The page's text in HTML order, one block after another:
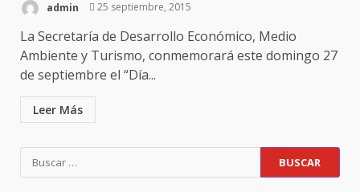
admin 25 septiembre, 2015
La Secretaría de Desarrollo Económico, Medio
Ambiente y Turismo, conmemorará este domingo 27
de septiembre el “Día...
Leer Más
Buscar: